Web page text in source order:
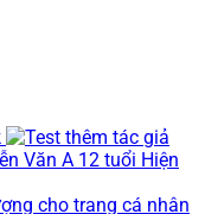
Văn A 12 tuổi Hiện